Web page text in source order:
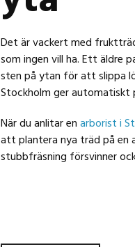
Det är vackert med
som ingen vill ha. Ett äldre
sten på ytan för att slippa
Stockholm ger
När du anlitar enarborist i
att plantera nya träd på en
stubbfräsning försvinner